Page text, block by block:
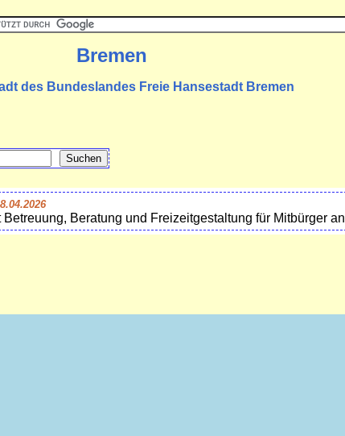
Bremen
des Bundeslandes Freie Hansestadt Bremen
Beratung und Freizeitgestaltung für Mitbürger an